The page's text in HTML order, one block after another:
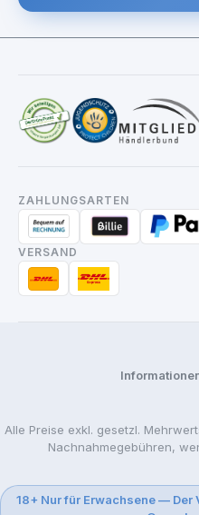
ZAHLUNGSARTEN
VERSAND
Alle Preise exkl. gesetzl.
Nachnahmegebühren,
18+ Nur für Erwachsene —